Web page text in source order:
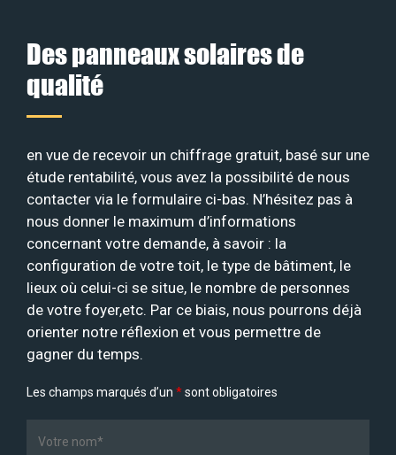
Des panneaux solaires de
qualité
en vue de recevoir un chiffrage gratuit, basé sur une
étude rentabilité, vous avez la possibilité de nous
contacter via le formulaire ci-bas. N’hésitez pas à
nous donner le maximum d’informations
concernant votre demande, à savoir : la
configuration de votre toit, le type de bâtiment, le
lieux où celui-ci se situe, le nombre de personnes
de votre foyer,etc. Par ce biais, nous pourrons déjà
orienter notre réflexion et vous permettre de
gagner du temps.
Les champs marqués d’un *sont obligatoires